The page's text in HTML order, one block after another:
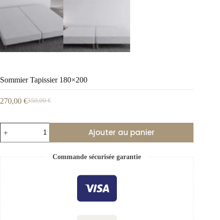
Sommier Tapissier 180×200
350,00€
270,00 €
Ajouter au panier
Commande sécurisée garantie